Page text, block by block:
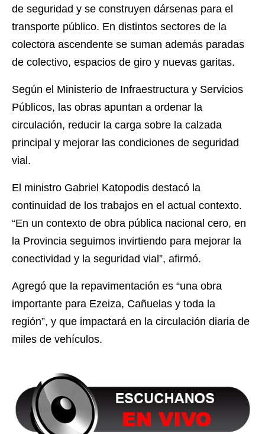
de seguridad y se construyen dársenas para el
transporte público. En distintos sectores de la
colectora ascendente se suman además paradas
de colectivo, espacios de giro y nuevas garitas.
Según el Ministerio de Infraestructura y Servicios
Públicos, las obras apuntan a ordenar la
circulación, reducir la carga sobre la calzada
principal y mejorar las condiciones de seguridad
vial.
El ministro Gabriel Katopodis destacó la
continuidad de los trabajos en el actual contexto.
“En un contexto de obra pública nacional cero, en
la Provincia seguimos invirtiendo para mejorar la
conectividad y la seguridad vial”, afirmó.
Agregó que la repavimentación es “una obra
importante para Ezeiza, Cañuelas y toda la
región”, y que impactará en la circulación diaria de
miles de vehículos.